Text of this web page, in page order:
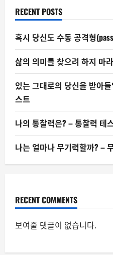
테
스
트
RECENT POSTS
혹시 당신도 수동 공격형
삶의 의미를 찾으려 하지 마
있는 그대로의 당신을 받아
스트
나의 통찰력은? – 통찰력 테
나는 얼마나 무기력할까? –
RECENT COMMENTS
보여줄 댓글이 없습니다.